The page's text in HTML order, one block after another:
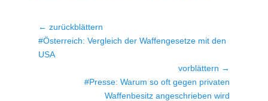
Beitragsnavigation
← zurückblättern
Vorheriger
Beitrag:
#Österreich: Vergleich der Waffengesetze mit den
USA
vorblättern →
#Presse: Warum so oft gegen privaten
Waffenbesitz angeschrieben wird